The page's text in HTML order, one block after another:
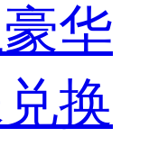
华
换